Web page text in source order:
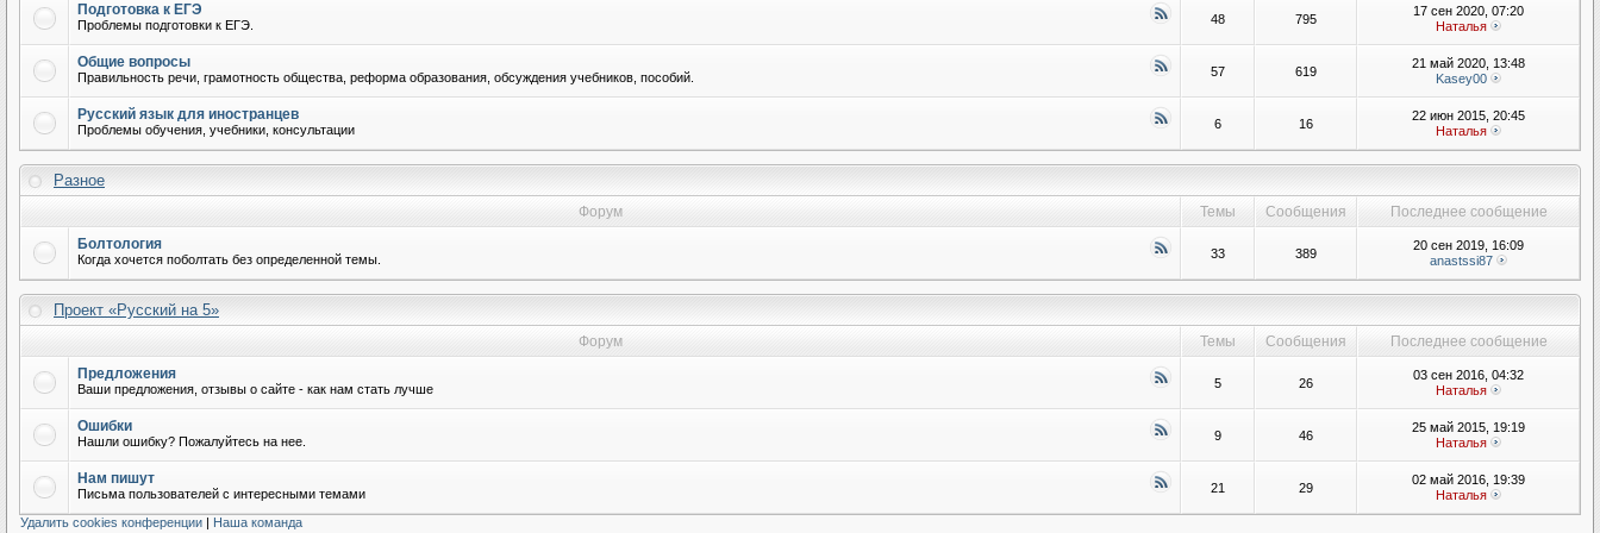
Подготовка к ЕГЭ
Проблемы подготовки к ЕГЭ. 48 795
17 сен 2020, 07:20
Наталья
Общие вопросы
Правильность речи, грамотность общества, реформа образования, обсуждения учебников, пособий. 57 619
21 май 2020, 13:48
Kasey00
Русский язык для иностранцев
Проблемы обучения, учебники, консультации 6 16
22 июн 2015, 20:45
Наталья
Разное
Форум Темы Сообщения
Последнее сообщение
Болтология
Когда хочется поболтать без определенной темы. 33 389
20 сен 2019, 16:09
anastssi87
Проект «Русский на 5»
Форум Темы Сообщения
Последнее сообщение
Предложения
Ваши предложения, отзывы о сайте - как нам стать лучше 5 26
03 сен 2016, 04:32
Наталья
Ошибки
Нашли ошибку? Пожалуйтесь на нее. 9 46
25 май 2015, 19:19
Наталья
Нам пишут
Письма пользователей с интересными темами 21 29
02 май 2016, 19:39
Наталья
Удалить cookies конференции | Наша команда